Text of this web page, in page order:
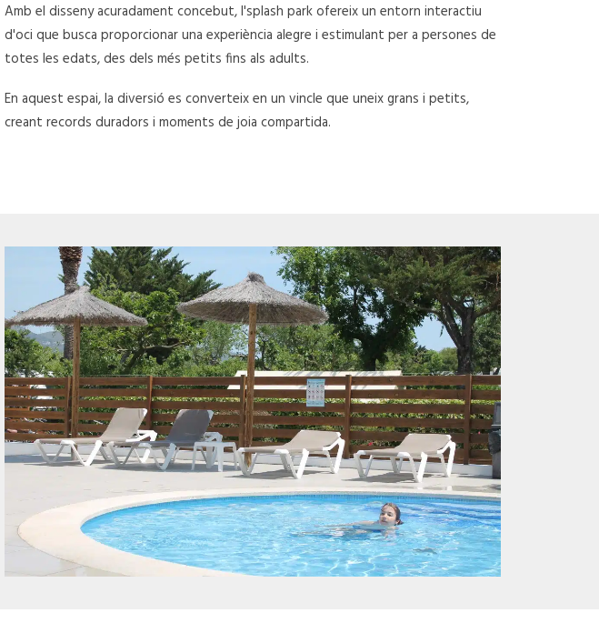
Amb el disseny acuradament concebut, l'splash park ofereix un entorn interactiu
d'oci que busca proporcionar una experiència alegre i estimulant per a persones de
totes les edats, des dels més petits fins als adults.
En aquest espai, la diversió es converteix en un vincle que uneix grans i petits,
creant records duradors i moments de joia compartida.